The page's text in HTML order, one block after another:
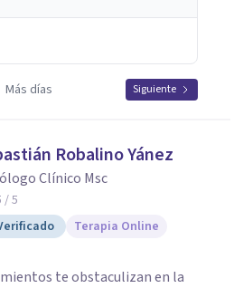
Más días Siguiente
Robalino Yánez
Clínico Msc
/ 5
Terapia Online
te obstaculizan en la